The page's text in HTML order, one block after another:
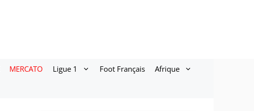
MERCATO Ligue 1 Foot Français Afrique